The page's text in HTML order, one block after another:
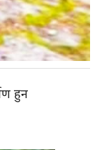
हुन